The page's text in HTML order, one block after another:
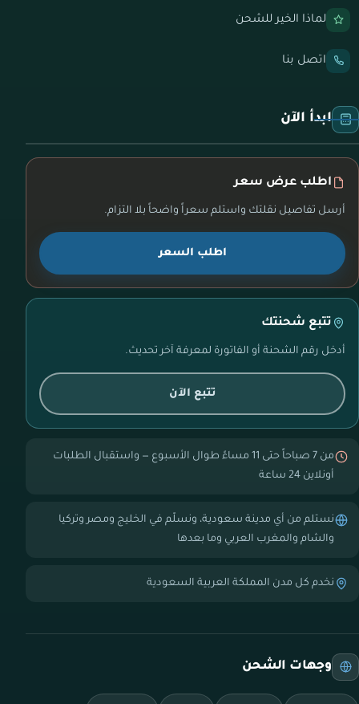
لماذا الخير للشحن
اتصل بنا
ابدأ الآن
اطلب عرض سعر
أرسل تفاصيل نقلتك واستلم سعراً واضحاً بلا التزام.
اطلب السعر
تتبع شحنتك
أدخل رقم الشحنة أو الفاتورة لمعرفة آخر تحديث.
تتبع الآن
من 7 صباحاً حتى 11 مساءً طوال الأسبوع — واستقبال الطلبات
أونلاين 24 ساعة
نستلم من أي مدينة سعودية، ونسلّم في الخليج ومصر وتركيا
والشام والمغرب العربي وما بعدها
نخدم كل مدن المملكة العربية السعودية
وجهات الشحن